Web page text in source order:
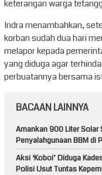
keterangan warga
Indra menambahkan,
korban sudah dua hari
melapor kepada
yang diduga agar
perbuatannya bersama
BACAAN LAINNYA
Amankan 900 Liter Solar
Penyalahgunaan BBM di
Aksi ‘Koboi’ Diduga
Polisi Usut Tuntas